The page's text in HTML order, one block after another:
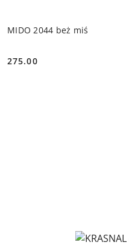
MIDO 2044 beż miś
Cena:
275.00